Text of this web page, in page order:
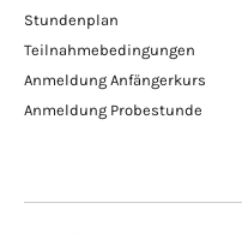
Stundenplan
Teilnahmebedingungen
Anmeldung Anfängerkurs
Anmeldung Probestunde